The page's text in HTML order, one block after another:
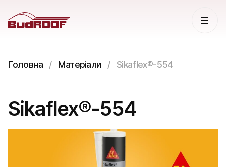
Головна Матеріали Sikaflex®-554
Sikaflex®-554